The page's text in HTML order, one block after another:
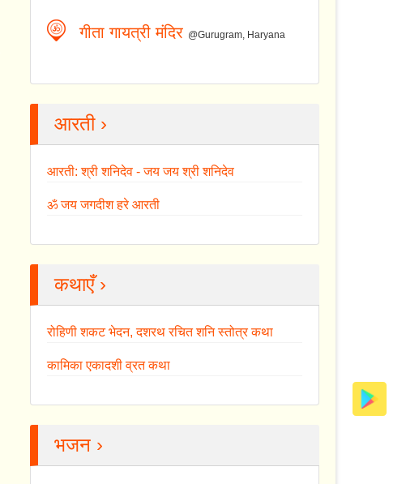
गीता गायत्री मंदिर @Gurugram, Haryana
आरती ›
आरती: श्री शनिदेव - जय जय श्री शनिदेव
ॐ जय जगदीश हरे आरती
कथाएँ ›
रोहिणी शकट भेदन, दशरथ रचित शनि स्तोत्र कथा
कामिका एकादशी व्रत कथा
भजन ›